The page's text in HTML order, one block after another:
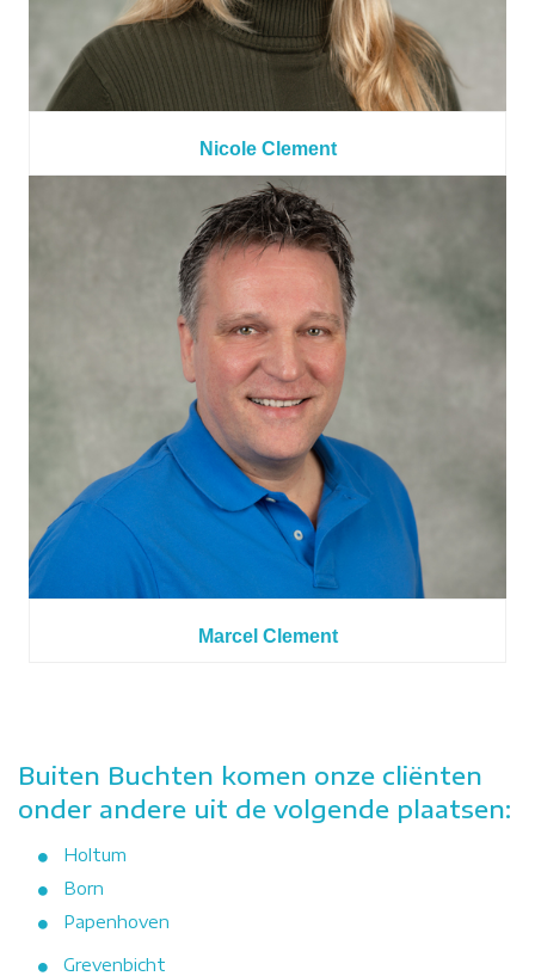
Nicole Clement
Marcel Clement
Buiten Buchten komen onze cliënten
onder andere uit de volgende plaatsen:
Holtum
Born
Papenhoven
Grevenbicht